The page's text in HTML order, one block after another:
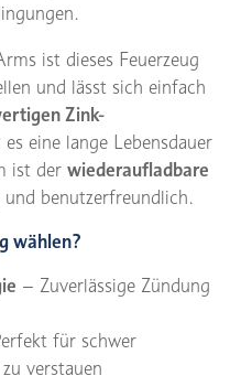
ist dieses Feuerzeug
und lässt sich einfach
Zink-
eine lange Lebensdauer
ist der wiederaufladbare
und benutzerfreundlich.
wählen?
– Zuverlässige Zündung
für schwer
verstauen